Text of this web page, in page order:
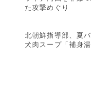
た攻撃めぐり
北朝鮮指導部、夏
犬肉スープ「補身